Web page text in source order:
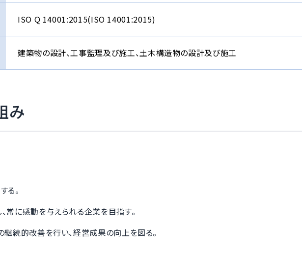
ISO Q 14001:2015(ISO 14001:2015)
建築物の設計、工事監理及び施工、土木構造物の設計及び施工
み
る。
常に感動を与えられる企業を目指す。
継続的改善を行い、経営成果の向上を図る。